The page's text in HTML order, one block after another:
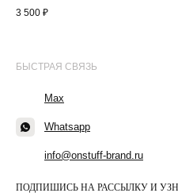
3 500 ₽
ПОДПИШИСЬ НА РАССЫЛКУ И
БЫСТРАЯ СВЯЗЬ
Max
Whatsapp
info@onstuff-brand.ru